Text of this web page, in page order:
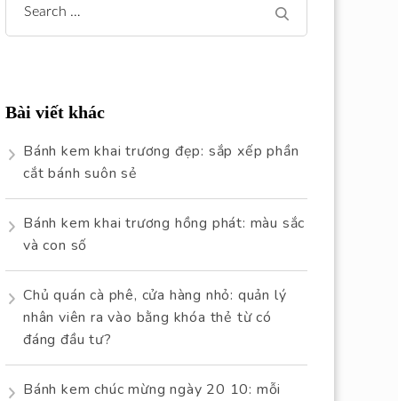
Search
for:
Bài viết khác
Bánh kem khai trương đẹp: sắp xếp phần
cắt bánh suôn sẻ
Bánh kem khai trương hồng phát: màu sắc
và con số
Chủ quán cà phê, cửa hàng nhỏ: quản lý
nhân viên ra vào bằng khóa thẻ từ có
đáng đầu tư?
Bánh kem chúc mừng ngày 20 10: mỗi